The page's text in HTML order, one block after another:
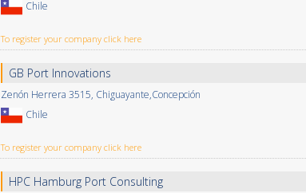
Chile
To register your company click here
GB Port Innovations
Zenón Herrera 3515, Chiguayante,Concepción
Chile
To register your company click here
HPC Hamburg Port Consulting